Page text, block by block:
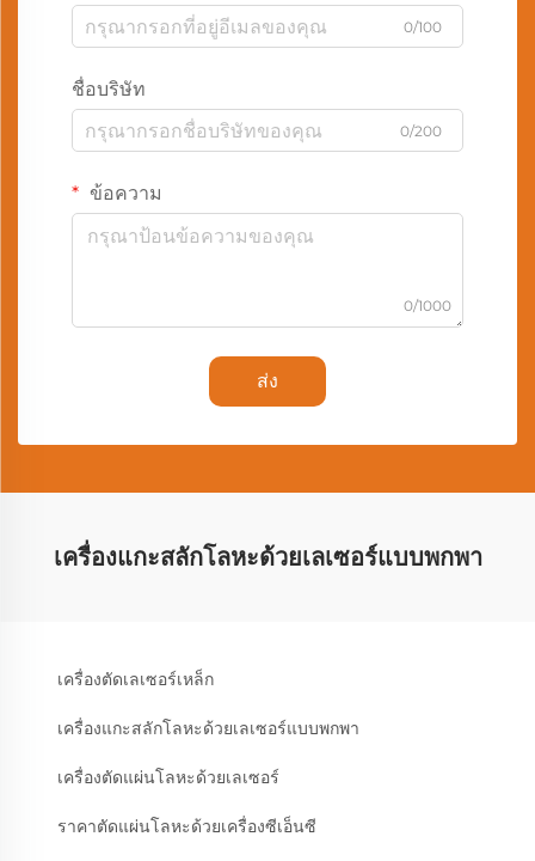
0/100
ชื่อบริษัท
0/200
ข้อความ
0/1000
ส่ง
เครื่องแกะสลักโลหะด้วยเลเซอร์แบบพกพา
เครื่องตัดเลเซอร์เหล็ก
เครื่องแกะสลักโลหะด้วยเลเซอร์แบบพกพา
เครื่องตัดแผ่นโลหะด้วยเลเซอร์
ราคาตัดแผ่นโลหะด้วยเครื่องซีเอ็นซี